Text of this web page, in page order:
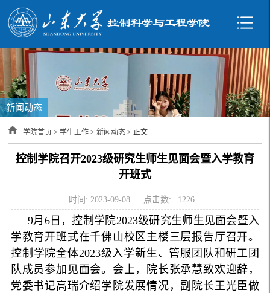
新闻动态
学院首页 >学生工作 >新闻动态 > 正文
控制学院召开2023级研究生师生见面会暨入学教育
开班式
时间: 2023-09-08 点击数: 1226
9月6日，控制学院2023级研究生师生见面会暨入
学教育开班式在千佛山校区主楼三层报告厅召开。
控制学院全体2023级入学新生、管服团队和研工团
队成员参加见面会。会上，院长张承慧致欢迎辞，
党委书记高瑞介绍学院发展情况，副院长王光臣做